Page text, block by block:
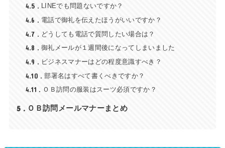
4.5 LINEでも問題ないですか？
4.6 電話で御礼を伝えたほうがいいですか？
4.7 どうしても電話で質問したい場合は？
4.8 御礼メールが１週間後になってしまいました
4.9 ビジネスマナーはどの程度意識すべき？
4.10 部署名はすべて書くべきですか？
4.11 ＯＢ訪問の服装はスーツ必須ですか？
5 ＯＢ訪問メールマナーまとめ